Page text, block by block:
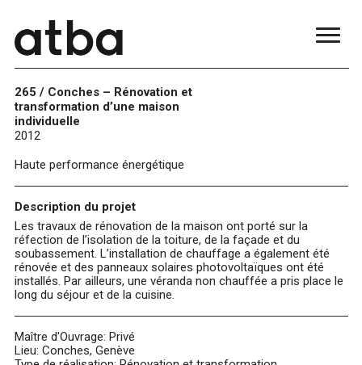
265 / Conches – Rénovation et
transformation d’une maison
individuelle
2012
Haute performance énergétique
Description du projet
Les travaux de rénovation de la maison ont porté sur la
réfection de l’isolation de la toiture, de la façade et du
soubassement. L’installation de chauffage a également été
rénovée et des panneaux solaires photovoltaïques ont été
installés. Par ailleurs, une véranda non chauffée a pris place le
long du séjour et de la cuisine.
Maître d'Ouvrage: Privé
Lieu: Conches, Genève